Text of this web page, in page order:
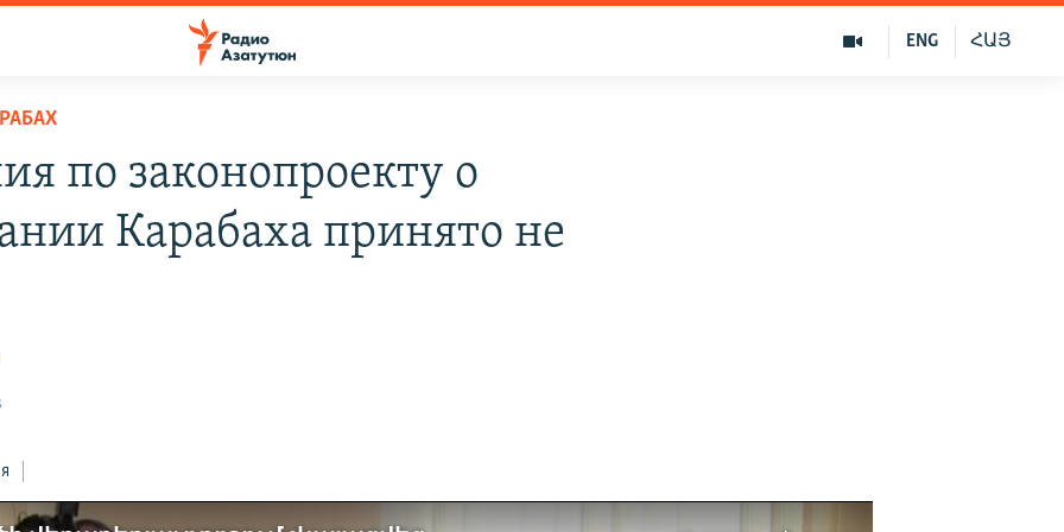
ՀԱՅ
ENG
по законопроекту о
Карабаха принято не